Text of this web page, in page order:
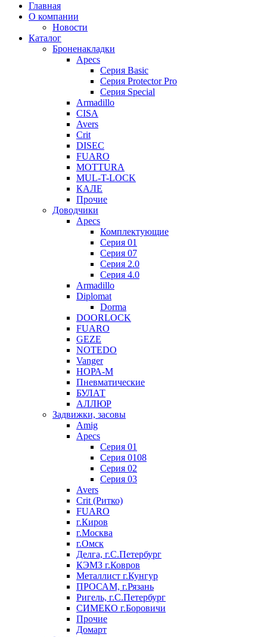
Главная
О компании
Новости
Каталог
Броненакладки
Apecs
Серия Basic
Серия Protector Pro
Серия Special
Armadillo
CISA
Avers
Crit
DISEC
FUARO
MOTTURA
MUL-T-LOCK
КАЛЕ
Прочие
Доводчики
Apecs
Комплектующие
Серия 01
Серия 07
Серия 2.0
Серия 4.0
Armadillo
Diplomat
Dorma
DOORLOCK
FUARO
GEZE
NOTEDO
Vanger
НОРА-М
Пневматические
БУЛАТ
АЛЛЮР
Задвижки, засовы
Amig
Apecs
Серия 01
Серия 0108
Серия 02
Серия 03
Avers
Crit (Ритко)
FUARO
г.Киров
г.Москва
г.Омск
Делга, г.С.Петербург
КЭМЗ г.Ковров
Металлист г.Кунгур
ПРОСАМ, г.Рязань
Ригель, г.С.Петербург
СИМЕКО г.Боровичи
Прочие
Домарт